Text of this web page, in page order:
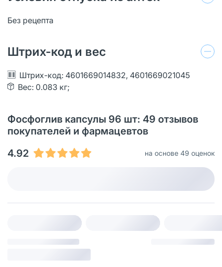
Без рецепта
Штрих-код и вес
Штрих-код: 4601669014832, 4601669021045
Вес: 0.083 кг;
Фосфоглив капсулы 96 шт: 49 отзывов
покупателей и фармацевтов
4.92
на основе 49 оценок